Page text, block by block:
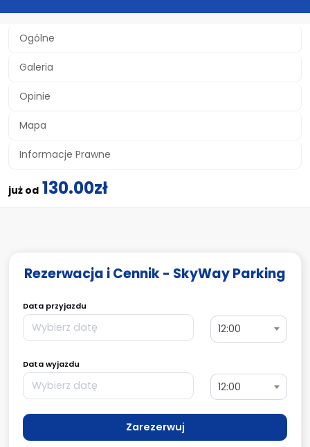
Ogólne
Galeria
Opinie
Mapa
Informacje Prawne
już od 130.00zł
Rezerwacja i Cennik - SkyWay Parking
Data przyjazdu
12:00
Data wyjazdu
12:00
Zarezerwuj